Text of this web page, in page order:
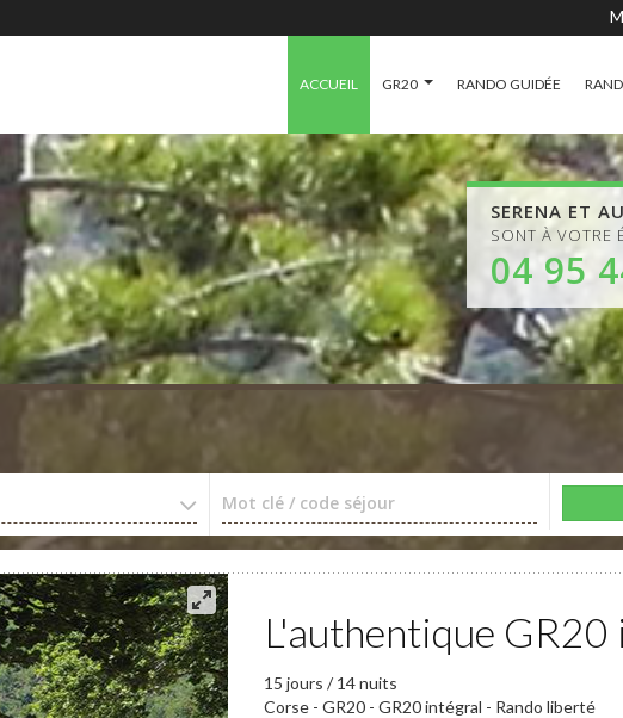
ACCUEIL GR20 RANDO GUIDÉE
SERENA ET
SONT À VOTRE
04 95
Mot clé / code séjour
L'authentique
15 jours / 14 nuits
Corse - GR20 - GR20 intégral - Rando liberté